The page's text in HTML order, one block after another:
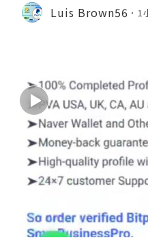
Luis Brown56 1